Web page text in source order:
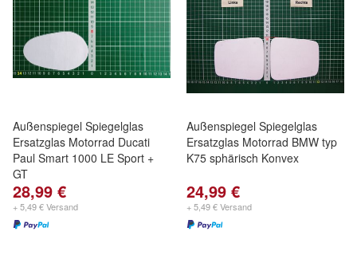
Außenspiegel Spiegelglas
Ersatzglas Motorrad Ducati
Paul Smart 1000 LE Sport +
GT
28,99 €
+ 5,49 € Versand
Außenspiegel Spiegelglas
Ersatzglas Motorrad BMW typ
K75 sphärisch Konvex
24,99 €
+ 5,49 € Versand